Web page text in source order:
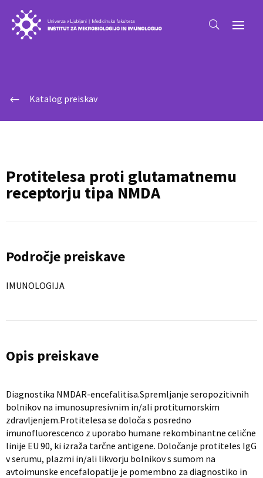
# Katalog preiskav
Protitelesa proti glutamatnemu
receptorju tipa NMDA
Področje preiskave
IMUNOLOGIJA
Opis preiskave
Diagnostika NMDAR-encefalitisa.Spremljanje seropozitivnih
bolnikov na imunosupresivnim in/ali protitumorskim
zdravljenjem.Protitelesa se določa s posredno
imunofluorescenco z uporabo humane rekombinantne celične
linije EU 90, ki izraža tarčne antigene. Določanje protiteles IgG
v serumu, plazmi in/ali likvorju bolnikov s sumom na
avtoimunske encefalopatije je pomembno za diagnostiko in